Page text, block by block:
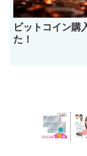
ビットコイン購
た！